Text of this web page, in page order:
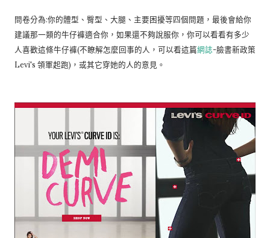
問卷分為:你的體型、臀型、大腿、主要困擾等四個問題，最後會給你
建議那一類的牛仔褲適合你，如果還不夠說服你，你可以看看有多少
人喜歡這條牛仔褲(不瞭解怎麼回事的人，可以看這篇網誌-臉書新政策
Levi's 領軍起跑)，或其它穿她的人的意見。